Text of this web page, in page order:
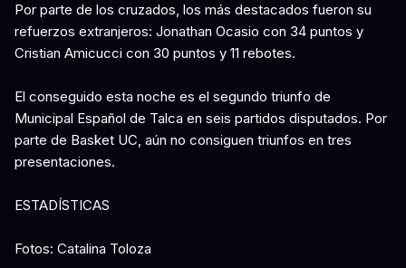
Por parte de los cruzados, los más destacados fueron su
refuerzos extranjeros: Jonathan Ocasio con 34 puntos y
Cristian Amicucci con 30 puntos y 11 rebotes.
El conseguido esta noche es el segundo triunfo de
Municipal Español de Talca en seis partidos disputados. Por
parte de Basket UC, aún no consiguen triunfos en tres
presentaciones.
ESTADÍSTICAS
Fotos: Catalina Toloza